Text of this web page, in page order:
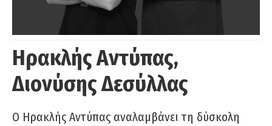
Ηρακλής Αντύπας,
Διονύσης Δεσύλλας
Ο Ηρακλής Αντύπας αναλαμβάνει τη δύσκολη